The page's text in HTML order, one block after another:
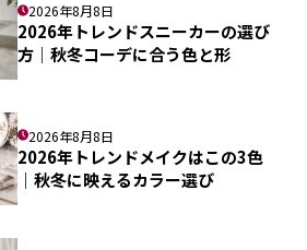
2026年8月8日
2026年トレンドスニーカーの選び
方｜秋冬コーデに合う色と形
2026年8月8日
2026年トレンドメイクはこの3色
｜秋冬に映えるカラー選び